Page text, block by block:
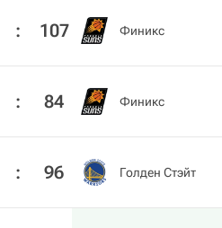
: 107 Финикс
: 84 Финикс
: 96 Голден Стэйт